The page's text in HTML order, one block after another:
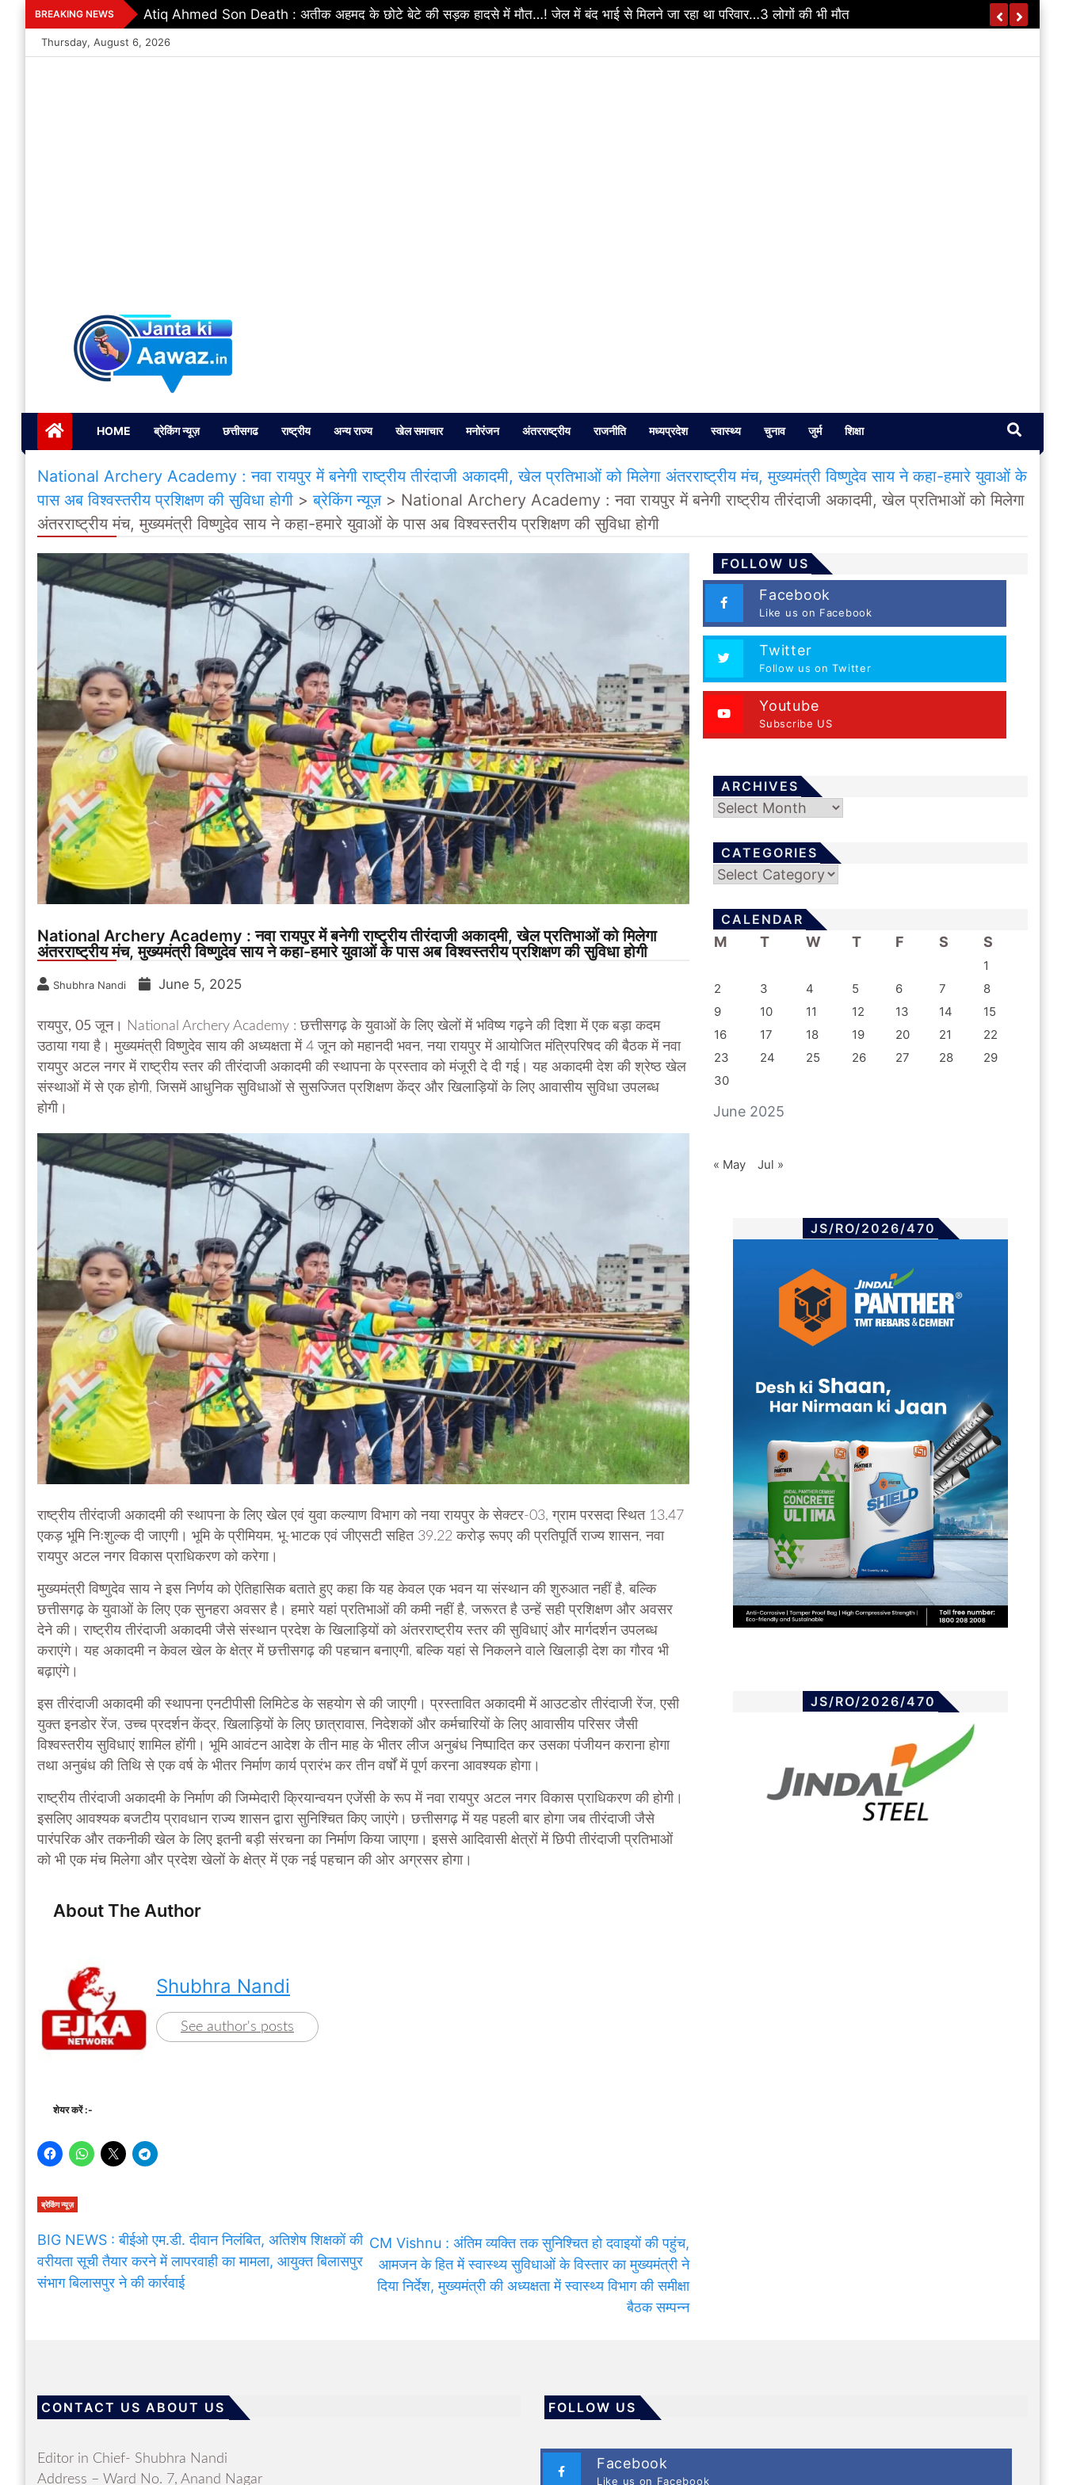
Skip
to
content
BREAKING NEWS Excise Department : शराब दुकानों में गड़बड़ी पर सरकार का बड़ा एक्शन…! 2 आबकारी उपनिरीक्षक निलंबित…धमतरी की सहायक आयुक्त पर भी कार्रवाई की अनुशंसा
Thursday, August 6, 2026
Janta ki Aawaz
HOME ब्रेकिंग न्यूज़ छत्तीसगढ राष्ट्रीय अन्य राज्य खेल समाचार मनोरंजन अंतरराष्ट्रीय राजनीति मध्यप्रदेश स्वास्थ्य चुनाव जुर्म शिक्षा
National Archery Academy : नवा रायपुर में बनेगी राष्ट्रीय तीरंदाजी अकादमी, खेल प्रतिभाओं को मिलेगा अंतरराष्ट्रीय मंच, मुख्यमंत्री विष्णुदेव साय ने कहा-हमारे युवाओं के
पास अब विश्वस्तरीय प्रशिक्षण की सुविधा होगी >ब्रेकिंग न्यूज़> National Archery Academy : नवा रायपुर में बनेगी राष्ट्रीय तीरंदाजी अकादमी, खेल प्रतिभाओं को मिलेगा
अंतरराष्ट्रीय मंच, मुख्यमंत्री विष्णुदेव साय ने कहा-हमारे युवाओं के पास अब विश्वस्तरीय प्रशिक्षण की सुविधा होगी
National Archery Academy : नवा रायपुर में बनेगी राष्ट्रीय तीरंदाजी अकादमी, खेल प्रतिभाओं को मिलेगा
अंतरराष्ट्रीय मंच, मुख्यमंत्री विष्णुदेव साय ने कहा-हमारे युवाओं के पास अब विश्वस्तरीय प्रशिक्षण की सुविधा होगी
Shubhra Nandi June 5, 2025
रायपुर, 05 जून।
National Archery Academy : छत्तीसगढ़ के युवाओं के लिए खेलों में भविष्य गढ़ने की दिशा में एक बड़ा कदम
उठाया गया है। मुख्यमंत्री विष्णुदेव साय की अध्यक्षता में 4 जून को महानदी भवन, नया रायपुर में आयोजित मंत्रिपरिषद की बैठक में नवा
रायपुर अटल नगर में राष्ट्रीय स्तर की तीरंदाजी अकादमी की स्थापना के प्रस्ताव को मंजूरी दे दी गई। यह अकादमी देश की श्रेष्ठ खेल
संस्थाओं में से एक होगी, जिसमें आधुनिक सुविधाओं से सुसज्जित प्रशिक्षण केंद्र और खिलाड़ियों के लिए आवासीय सुविधा उपलब्ध
होगी।
राष्ट्रीय तीरंदाजी अकादमी की स्थापना के लिए खेल एवं युवा कल्याण विभाग को नया रायपुर के सेक्टर-03, ग्राम परसदा स्थित 13.47
एकड़ भूमि निःशुल्क दी जाएगी। भूमि के प्रीमियम, भू-भाटक एवं जीएसटी सहित 39.22 करोड़ रूपए की प्रतिपूर्ति राज्य शासन, नवा
रायपुर अटल नगर विकास प्राधिकरण को करेगा।
मुख्यमंत्री विष्णुदेव साय ने इस निर्णय को ऐतिहासिक बताते हुए कहा कि यह केवल एक भवन या संस्थान की शुरुआत नहीं है, बल्कि
छत्तीसगढ़ के युवाओं के लिए एक सुनहरा अवसर है। हमारे यहां प्रतिभाओं की कमी नहीं है, जरूरत है उन्हें सही प्रशिक्षण और अवसर
देने की। राष्ट्रीय तीरंदाजी अकादमी जैसे संस्थान प्रदेश के खिलाड़ियों को अंतरराष्ट्रीय स्तर की सुविधाएं और मार्गदर्शन उपलब्ध
कराएंगे। यह अकादमी न केवल खेल के क्षेत्र में छत्तीसगढ़ की पहचान बनाएगी, बल्कि यहां से निकलने वाले खिलाड़ी देश का गौरव भी
बढ़ाएंगे।
इस तीरंदाजी अकादमी की स्थापना एनटीपीसी लिमिटेड के सहयोग से की जाएगी। प्रस्तावित अकादमी में आउटडोर तीरंदाजी रेंज, एसी
युक्त इनडोर रेंज, उच्च प्रदर्शन केंद्र, खिलाड़ियों के लिए छात्रावास, निदेशकों और कर्मचारियों के लिए आवासीय परिसर जैसी
विश्वस्तरीय सुविधाएं शामिल होंगी। भूमि आवंटन आदेश के तीन माह के भीतर लीज अनुबंध निष्पादित कर उसका पंजीयन कराना होगा
तथा अनुबंध की तिथि से एक वर्ष के भीतर निर्माण कार्य प्रारंभ कर तीन वर्षों में पूर्ण करना आवश्यक होगा।
राष्ट्रीय तीरंदाजी अकादमी के निर्माण की जिम्मेदारी क्रियान्वयन एजेंसी के रूप में नवा रायपुर अटल नगर विकास प्राधिकरण की होगी।
इसलिए आवश्यक बजटीय प्रावधान राज्य शासन द्वारा सुनिश्चित किए जाएंगे। छत्तीसगढ़ में यह पहली बार होगा जब तीरंदाजी जैसे
पारंपरिक और तकनीकी खेल के लिए इतनी बड़ी संरचना का निर्माण किया जाएगा। इससे आदिवासी क्षेत्रों में छिपी तीरंदाजी प्रतिभाओं
को भी एक मंच मिलेगा और प्रदेश खेलों के क्षेत्र में एक नई पहचान की ओर अग्रसर होगा।
About The Author
Shubhra Nandi
See author's posts
शेयर करें :-
ब्रेकिंग न्यूज़
BIG NEWS : बीईओ एम.डी. दीवान निलंबित, अतिशेष शिक्षकों की
वरीयता सूची तैयार करने में लापरवाही का मामला, आयुक्त बिलासपुर
संभाग बिलासपुर ने की कार्रवाई
CM Vishnu : अंतिम व्यक्ति तक सुनिश्चित हो दवाइयों की पहुंच,
आमजन के हित में स्वास्थ्य सुविधाओं के विस्तार का मुख्यमंत्री ने
दिया निर्देश, मुख्यमंत्री की अध्यक्षता में स्वास्थ्य विभाग की समीक्षा
बैठक सम्पन्न
FOLLOW US
Facebook
Like us on Facebook
Twitter
Follow us on Twitter
Youtube
Subscribe US
ARCHIVES
Archives
CATEGORIES
Categories
CALENDAR
June 2025
M T W T F S S
1
2
3 4 5 6 7
8
9
10 11 12 13 14
15
16
17 18 19 20 21
22
23
24 25 26 27 28
29
30
« May Jul »
JS/RO/2026/470
JS/RO/2026/470
CONTACT US ABOUT US
Editor in Chief- Shubhra Nandi
Address – Ward No. 7, Anand Nagar
FOLLOW US
Facebook
Like us on Facebook